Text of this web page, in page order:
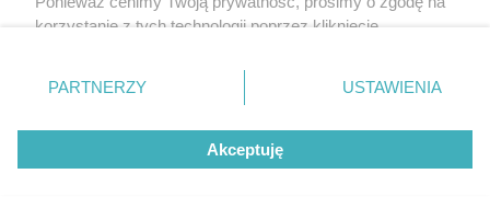
korzystanie z tych technologii poprzez kliknięcie
zmienić/wycofać klikając przycisk ustawień prywatności
znajdujący się w lewym dolnym rogu strony
rodzaje przetwarzania danych nie wymagają zgody
użytkownika, ale masz prawo sprzeciwić się takiemu
przetwarzaniu. Preferencje będą miały zastosowanie tylko
PARTNERZY USTAWIENIA
Akceptuję